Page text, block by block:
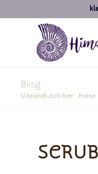
Blog
U bevindt zich hier: Home